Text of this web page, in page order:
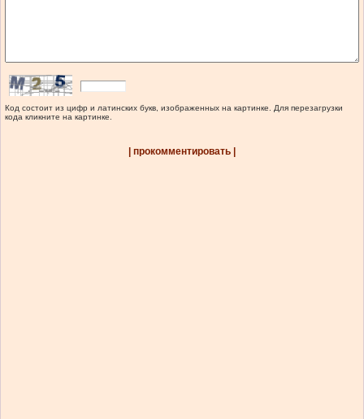
Код состоит из цифр и латинских букв, изображенных на картинке. Для перезагрузки
кода кликните на картинке.
| прокомментировать |